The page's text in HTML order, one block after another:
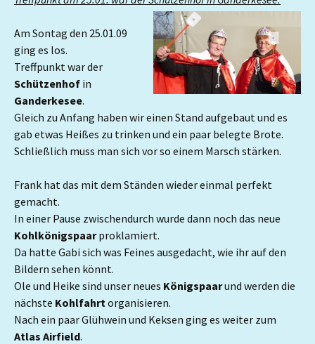
Am Sontag den 25.01.09
ging es los.
Treffpunkt war der
Schützenhof in
Ganderkesee.
Gleich zu Anfang haben wir einen Stand aufgebaut und es
gab etwas Heißes zu trinken und ein paar belegte Brote.
Schließlich muss man sich vor so einem Marsch stärken.
Frank hat das mit dem Ständen wieder einmal perfekt
gemacht.
In einer Pause zwischendurch wurde dann noch das neue
Kohlkönigspaarproklamiert.
Da hatte Gabi sich was Feines ausgedacht, wie ihr auf den
Bildern sehen könnt.
Ole und Heike sind unser neues Königspaarund werden die
nächste Kohlfahrtorganisieren.
Nach ein paar Glühwein und Keksen ging es weiter zum
Atlas Airfield.